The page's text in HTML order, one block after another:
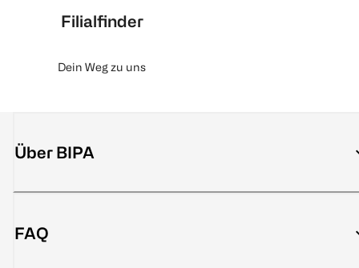
Filialfinder
Dein Weg zu uns
Über BIPA
FAQ